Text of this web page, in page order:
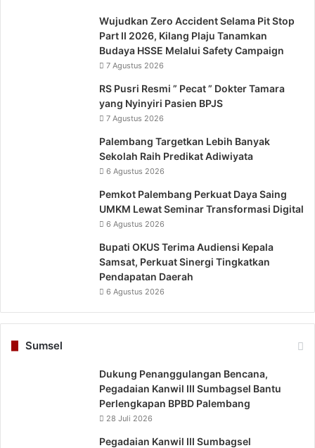
Wujudkan Zero Accident Selama Pit Stop
Part II 2026, Kilang Plaju Tanamkan
Budaya HSSE Melalui Safety Campaign
7 Agustus 2026
RS Pusri Resmi ” Pecat ” Dokter Tamara
yang Nyinyiri Pasien BPJS
7 Agustus 2026
Palembang Targetkan Lebih Banyak
Sekolah Raih Predikat Adiwiyata
6 Agustus 2026
Pemkot Palembang Perkuat Daya Saing
UMKM Lewat Seminar Transformasi Digital
6 Agustus 2026
Bupati OKUS Terima Audiensi Kepala
Samsat, Perkuat Sinergi Tingkatkan
Pendapatan Daerah
6 Agustus 2026
Sumsel
Dukung Penanggulangan Bencana,
Pegadaian Kanwil III Sumbagsel Bantu
Perlengkapan BPBD Palembang
28 Juli 2026
Pegadaian Kanwil III Sumbagsel